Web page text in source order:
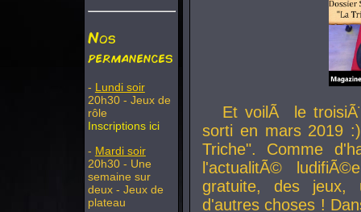
Nos
permanences
- Lundi soir
20h30 - Jeux de
rôle
Inscriptions ici
- Mardi soir
20h30 - Une
semaine sur
deux - Jeux de
plateau
Et voilÃ le
sorti en mars 2019
Triche". Comme
l'actualitÃ©
gratuite, des jeux,
d'autres choses !